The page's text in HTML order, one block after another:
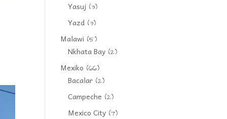
Yasuj (3)
Yazd (3)
Malawi (5)
Nkhata Bay (2)
Mexiko (66)
Bacalar (2)
Campeche (2)
Mexico City (7)